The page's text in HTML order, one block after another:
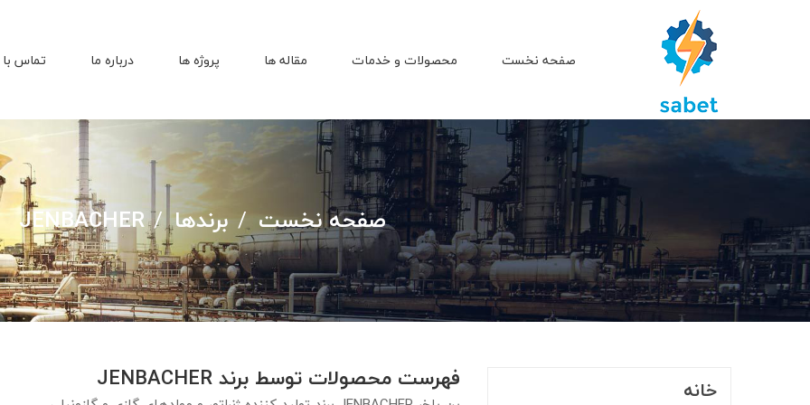
صفحه نخست محصولات و خدمات مقاله ها پروژه ها درباره ما تماس با
صفحه نخست برندها JENBACHER
خانه فهرست محصولات توسط برند JENBACHER